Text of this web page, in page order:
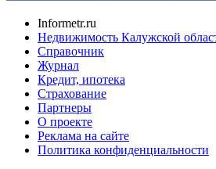
Informetr.ru
Недвижимость Калужской
Справочник
Журнал
Кредит, ипотека
Страхование
Партнеры
O проекте
Реклама на сайте
Политика конфиденциальности